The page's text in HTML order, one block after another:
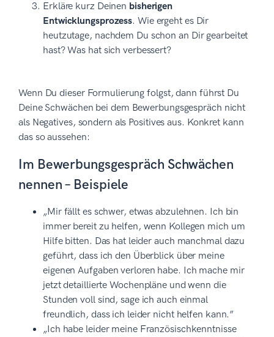
Erkläre kurz Deinen bisherigen
Entwicklungsprozess. Wie ergeht es Dir
heutzutage, nachdem Du schon an Dir gearbeitet
hast? Was hat sich verbessert?
Wenn Du dieser Formulierung folgst, dann führst Du
Deine Schwächen bei dem Bewerbungsgespräch nicht
als Negatives, sondern als Positives aus. Konkret kann
das so aussehen:
Im Bewerbungsgespräch Schwächen
nennen – Beispiele
„Mir fällt es schwer, etwas abzulehnen. Ich bin
immer bereit zu helfen, wenn Kollegen mich um
Hilfe bitten. Das hat leider auch manchmal dazu
geführt, dass ich den Überblick über meine
eigenen Aufgaben verloren habe. Ich mache mir
jetzt detaillierte Wochenpläne und wenn die
Stunden voll sind, sage ich auch einmal
freundlich, dass ich leider nicht helfen kann.”
„Ich habe leider meine Französischkenntnisse